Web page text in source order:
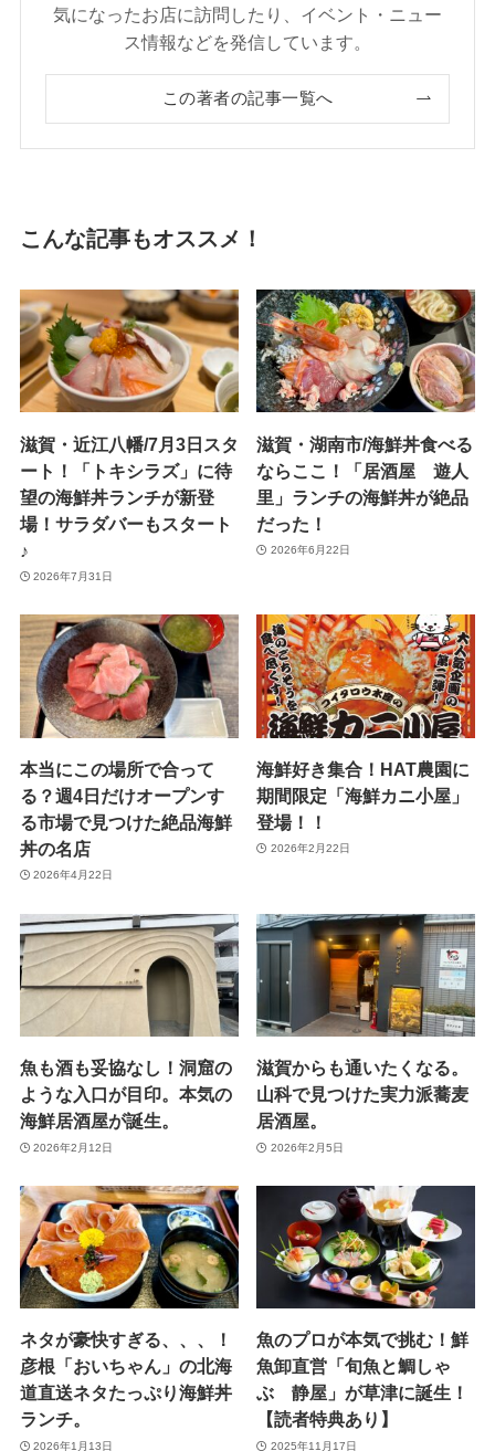
気になったお店に訪問したり、イベント・ニュー
ス情報などを発信しています。
この著者の記事一覧へ
こんな記事もオススメ！
滋賀・近江八幡/7月3日スタ
ート！「トキシラズ」に待
望の海鮮丼ランチが新登
場！サラダバーもスタート
♪
2026年7月31日
滋賀・湖南市/海鮮丼食べる
ならここ！「居酒屋 遊人
里」ランチの海鮮丼が絶品
だった！
2026年6月22日
本当にこの場所で合って
る？週4日だけオープンす
る市場で見つけた絶品海鮮
丼の名店
2026年4月22日
海鮮好き集合！HAT農園に
期間限定「海鮮カニ小屋」
登場！！
2026年2月22日
魚も酒も妥協なし！洞窟の
ような入口が目印。本気の
海鮮居酒屋が誕生。
2026年2月12日
滋賀からも通いたくなる。
山科で見つけた実力派蕎麦
居酒屋。
2026年2月5日
ネタが豪快すぎる、、、！
彦根「おいちゃん」の北海
道直送ネタたっぷり海鮮丼
ランチ。
2026年1月13日
魚のプロが本気で挑む！鮮
魚卸直営「旬魚と鯛しゃ
ぶ 静屋」が草津に誕生！
【読者特典あり】
2025年11月17日